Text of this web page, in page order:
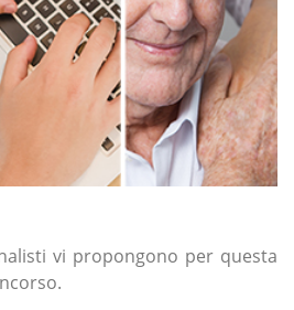
vi propongono per questa